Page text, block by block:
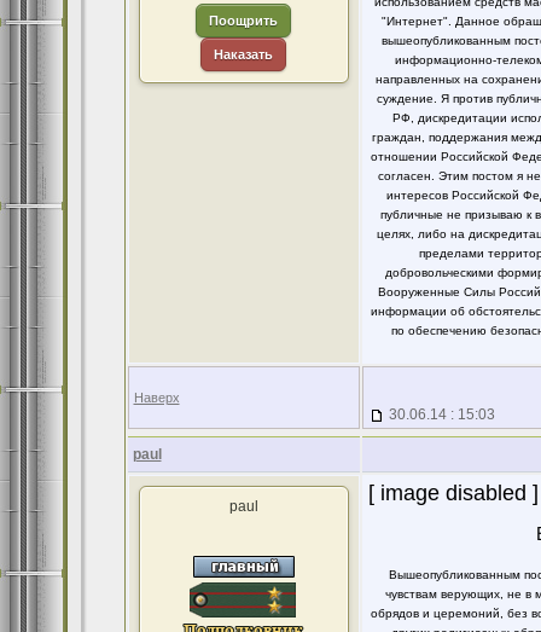
Поощрить
Наказать
"Интернет". Данное
вышеопубликованным
информационно-
направленных на
суждение. Я против
РФ, дискредитации
граждан, поддержания
отношении Российской
согласен. Этим постом я
интересов Российской
публичные не призываю к
целях, либо на
пределами
добровольческими
Вооруженные Силы
информации об
по обеспечению
Наверх
30.06.14 : 15:03
paul
paul
[ image disabled ]
Вышеопубликованным
чувствам верующих, не в
обрядов и церемоний, без